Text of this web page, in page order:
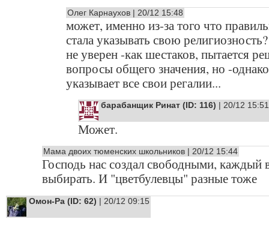
Олег Карнаухов | 20/12 15:48
может, именно из-за того что
стала указывать свою религиозность?
не уверен -как шестаков, пытается
вопросы общего значения, но -
указывает все свои регалии...
барабанщик Ринат (ID: 116) | 20/12 15:51
Может.
Мама двоих тюменских школьников | 20/12 15:44
Господь нас создал свободными, каждый
выбирать. И "цветбулевцы" разные тоже
Омон-Ра (ID: 62) | 20/12 09:15